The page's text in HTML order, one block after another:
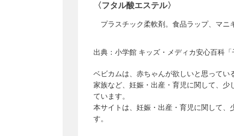
〈フタル酸エステル〉
プラスチック柔軟剤。食品ラップ、マニ
出典： 小学館 キッズ・メディカ安心百科
ベビカムは、赤ちゃんが欲しいと思って
家族など、妊娠・出産・育児に関して、少
ています。
本サイトは、妊娠・出産・育児に関して、
す。